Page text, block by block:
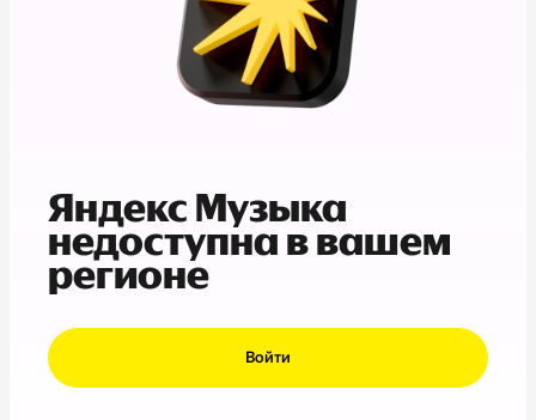
Яндекс Музыка
недоступна в вашем
регионе
Войти